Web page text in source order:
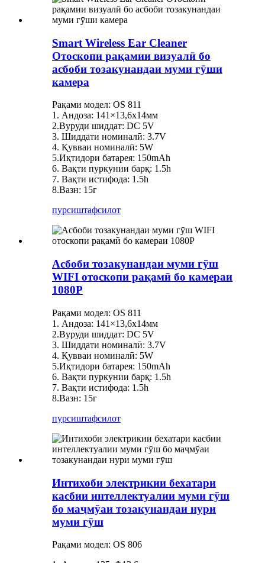
Smart Wireless Ear Cleaner
Отоскопи рақамии визуалӣ бо
асбоби тозакунандаи муми гӯши
камера
Рақами модел: OS 811
1. Андоза: 141×13,6х14мм
2.Вуруди шиддат: DC 5V
3. Шиддати номиналӣ: 3.7V
4. Қувваи номиналӣ: 5W
5.Иқтидори батарея: 150mAh
6. Вақти пуркунии барқ: 1.5h
7. Вақти истифода: 1.5h
8.Вазн: 15г
пурсиштафсилот
Асбоби тозакунандаи муми гӯш
WIFI отоскопи рақамӣ бо камераи
1080P
Рақами модел: OS 811
1. Андоза: 141×13,6х14мм
2.Вуруди шиддат: DC 5V
3. Шиддати номиналӣ: 3.7V
4. Қувваи номиналӣ: 5W
5.Иқтидори батарея: 150mAh
6. Вақти пуркунии барқ: 1.5h
7. Вақти истифода: 1.5h
8.Вазн: 15г
пурсиштафсилот
Интихоби электрикии бехатари
касбии интеллектуалии муми гӯш
бо маҷмӯаи тозакунандаи нури
муми гӯш
Рақами модел: OS 806